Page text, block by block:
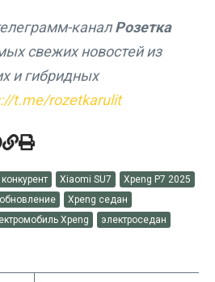
каналРозетка
свежих новостей из
и гибридных
t.me/rozetkarulit
Xiaomi SU7
Xpeng P7 2025
Xpeng седан
Xpeng электроседан